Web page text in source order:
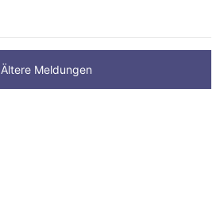
Ältere Meldungen